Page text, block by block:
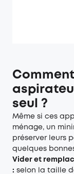
seul ?
Même si ces
ménage, un
préserver leurs
quelques
Vider et
: selon la taille